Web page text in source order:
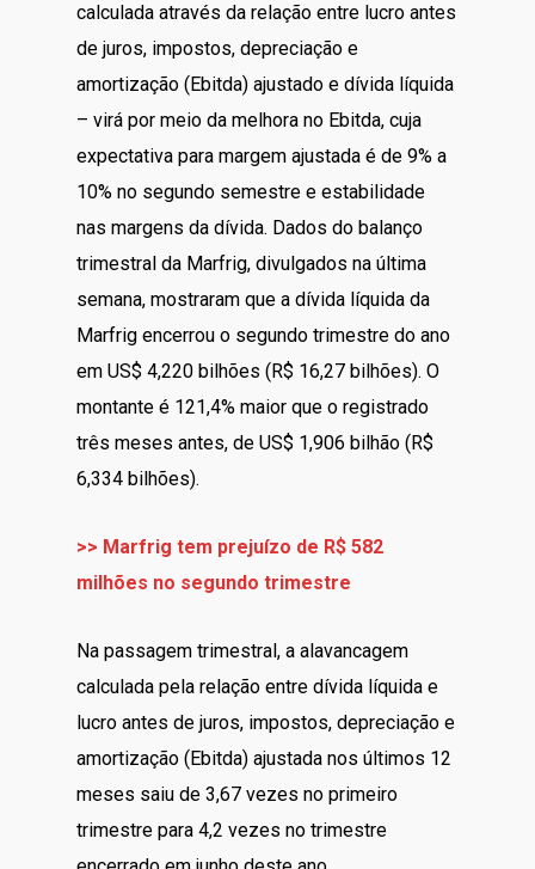
calculada através da relação entre lucro antes
de juros, impostos, depreciação e
amortização (Ebitda) ajustado e dívida líquida
– virá por meio da melhora no Ebitda, cuja
expectativa para margem ajustada é de 9% a
10% no segundo semestre e estabilidade
nas margens da dívida. Dados do balanço
trimestral da Marfrig, divulgados na última
semana, mostraram que a dívida líquida da
Marfrig encerrou o segundo trimestre do ano
em US$ 4,220 bilhões (R$ 16,27 bilhões). O
montante é 121,4% maior que o registrado
três meses antes, de US$ 1,906 bilhão (R$
6,334 bilhões).
>> Marfrig tem prejuízo de R$ 582
milhões no segundo trimestre
Na passagem trimestral, a alavancagem
calculada pela relação entre dívida líquida e
lucro antes de juros, impostos, depreciação e
amortização (Ebitda) ajustada nos últimos 12
meses saiu de 3,67 vezes no primeiro
trimestre para 4,2 vezes no trimestre